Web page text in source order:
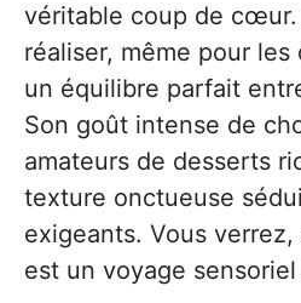
véritable coup de cœur.
réaliser, même pour
un équilibre parfait
Son goût intense de
amateurs de desserts
texture onctueuse
exigeants. Vous
est un voyage sensoriel